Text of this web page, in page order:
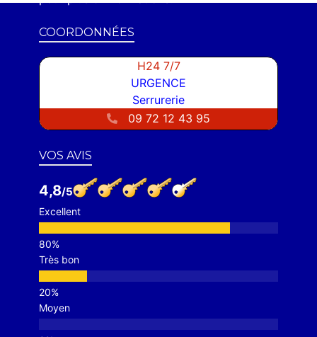
COORDONNÉES
H24 7/7
URGENCE
Serrurerie
09 72 12 43 95
VOS AVIS
4,8
Excellent
Très bon
Moyen